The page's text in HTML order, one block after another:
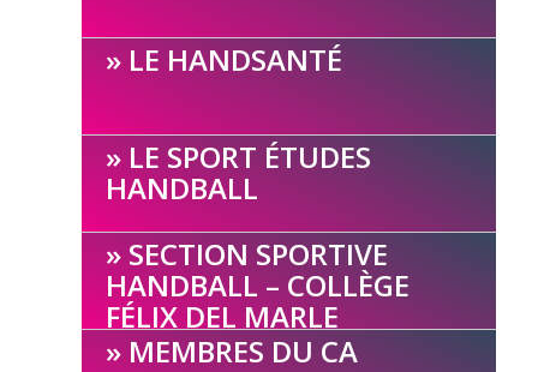
LE HANDSANTÉ
LE SPORT ÉTUDES
HANDBALL
SECTION SPORTIVE
HANDBALL – COLLÈGE
FÉLIX DEL MARLE
MEMBRES DU CA